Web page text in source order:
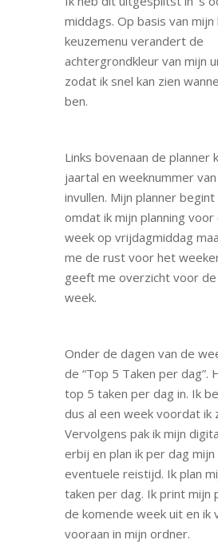
middags. Op basis van
keuzemenu verandert de
achtergrondkleur van mijn
zodat ik snel kan zien
ben.
Links bovenaan de planner
jaartal en weeknummer
invullen. Mijn planner
omdat ik mijn planning
week op vrijdagmiddag
me de rust voor het
geeft me overzicht voor
week.
Onder de dagen van de
de “Top 5 Taken per dag”.
top 5 taken per dag in. Ik
dus al een week voordat ik
Vervolgens pak ik mijn
erbij en plan ik per dag
eventuele reistijd. Ik plan
taken per dag. Ik print mijn
de komende week uit en ik
vooraan in mijn ordner.